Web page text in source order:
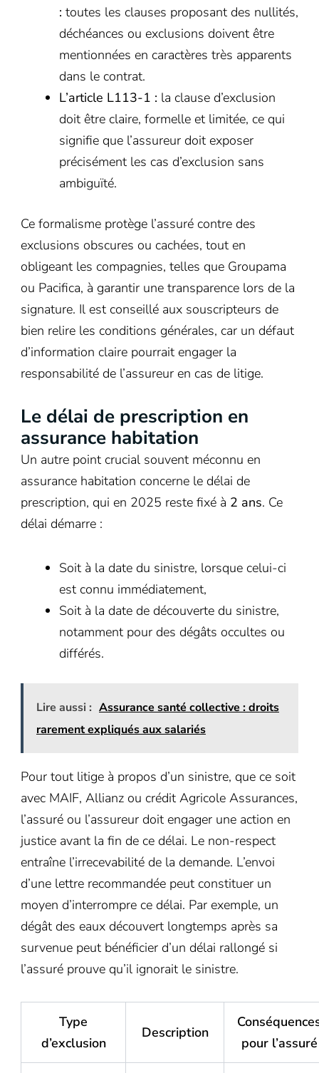
: toutes les clauses proposant des nullités,
déchéances ou exclusions doivent être
mentionnées en caractères très apparents
dans le contrat.
L’article L113-1 : la clause d’exclusion
doit être claire, formelle et limitée, ce qui
signifie que l’assureur doit exposer
précisément les cas d’exclusion sans
ambiguïté.
Ce formalisme protège l’assuré contre des
exclusions obscures ou cachées, tout en
obligeant les compagnies, telles que Groupama
ou Pacifica, à garantir une transparence lors de la
signature. Il est conseillé aux souscripteurs de
bien relire les conditions générales, car un défaut
d’information claire pourrait engager la
responsabilité de l’assureur en cas de litige.
Le délai de prescription en
assurance habitation
Un autre point crucial souvent méconnu en
assurance habitation concerne le délai de
prescription, qui en 2025 reste fixé à 2 ans. Ce
délai démarre :
Soit à la date du sinistre, lorsque celui-ci
est connu immédiatement,
Soit à la date de découverte du sinistre,
notamment pour des dégâts occultes ou
différés.
Lire aussi : Assurance santé collective : droits
rarement expliqués aux salariés
Pour tout litige à propos d’un sinistre, que ce soit
avec MAIF, Allianz ou crédit Agricole Assurances,
l’assuré ou l’assureur doit engager une action en
justice avant la fin de ce délai. Le non-respect
entraîne l’irrecevabilité de la demande. L’envoi
d’une lettre recommandée peut constituer un
moyen d’interrompre ce délai. Par exemple, un
dégât des eaux découvert longtemps après sa
survenue peut bénéficier d’un délai rallongé si
l’assuré prouve qu’il ignorait le sinistre.
Type
d’exclusion
Description
pour l’assuré